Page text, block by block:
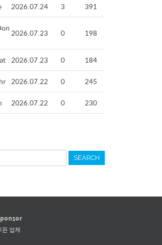
2026.07.24 3 391
2026.07.23 0 198
2026.07.23 0
184
2026.07.22 0
245
2026.07.22 0 230
SEARCH
원 업체